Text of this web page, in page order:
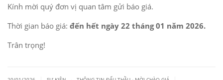
Kính mời quý đơn vị quan tâm gửi báo giá.
Thời gian báo giá: đến hết ngày 22 tháng 01 năm 2026.
Trân trọng!